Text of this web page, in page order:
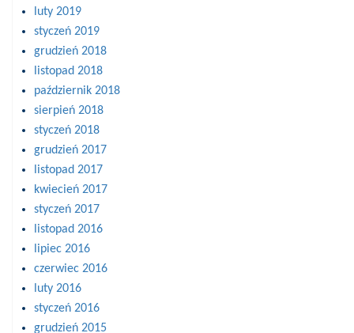
luty 2019
styczeń 2019
grudzień 2018
listopad 2018
październik 2018
sierpień 2018
styczeń 2018
grudzień 2017
listopad 2017
kwiecień 2017
styczeń 2017
listopad 2016
lipiec 2016
czerwiec 2016
luty 2016
styczeń 2016
grudzień 2015